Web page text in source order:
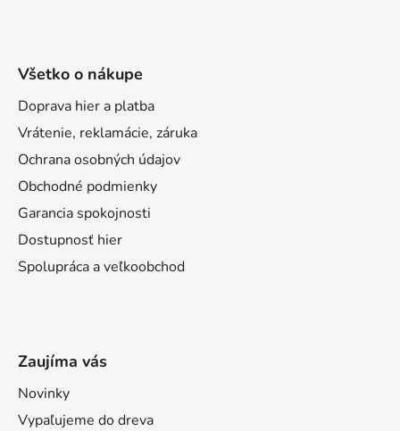
Všetko o nákupe
Doprava hier a platba
Vrátenie, reklamácie, záruka
Ochrana osobných údajov
Obchodné podmienky
Garancia spokojnosti
Dostupnosť hier
Spolupráca a veľkoobchod
Zaujíma vás
Novinky
Vypaľujeme do dreva